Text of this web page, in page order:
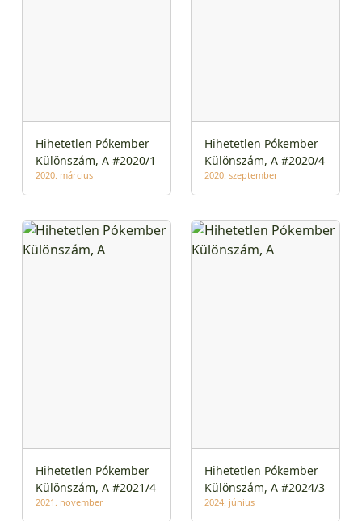
Hihetetlen Pókember
Különszám, A #2020/1
2020. március
Hihetetlen Pókember
Különszám, A #2020/4
2020. szeptember
Hihetetlen Pókember
Különszám, A #2021/4
2021. november
Hihetetlen Pókember
Különszám, A #2024/3
2024. június